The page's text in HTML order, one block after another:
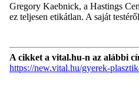
Gregory Kaebnick, a Hastings
ez teljesen etikátlan. A saját
A cikket a vital.hu-n az alábbi
https://new.vital.hu/gyerek-